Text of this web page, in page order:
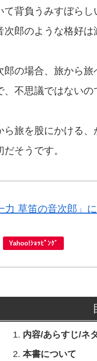
て背負うみすぼら
郎のような格好は
郎の場合、旅から
不思議ではないの
ら旅を股にかける
そうです。
力 草笛の音次郎」
Yahoo!ｼｮｯﾋﾟﾝｸﾞ
内容/あらすじ/ネ
本書について